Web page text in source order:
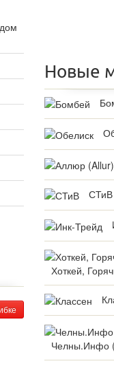
Новые
СТиВ
Хоткей,
Челны.Инфо